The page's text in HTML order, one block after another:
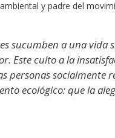
y padre del
sucumben a una
Este culto a la
personas socialmente
ecológico: que la